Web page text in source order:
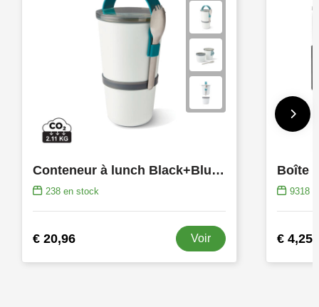
Conteneur à lunch Black+Blum Original
238en stock
€ 20,96 Voir
9318
€ 4,25